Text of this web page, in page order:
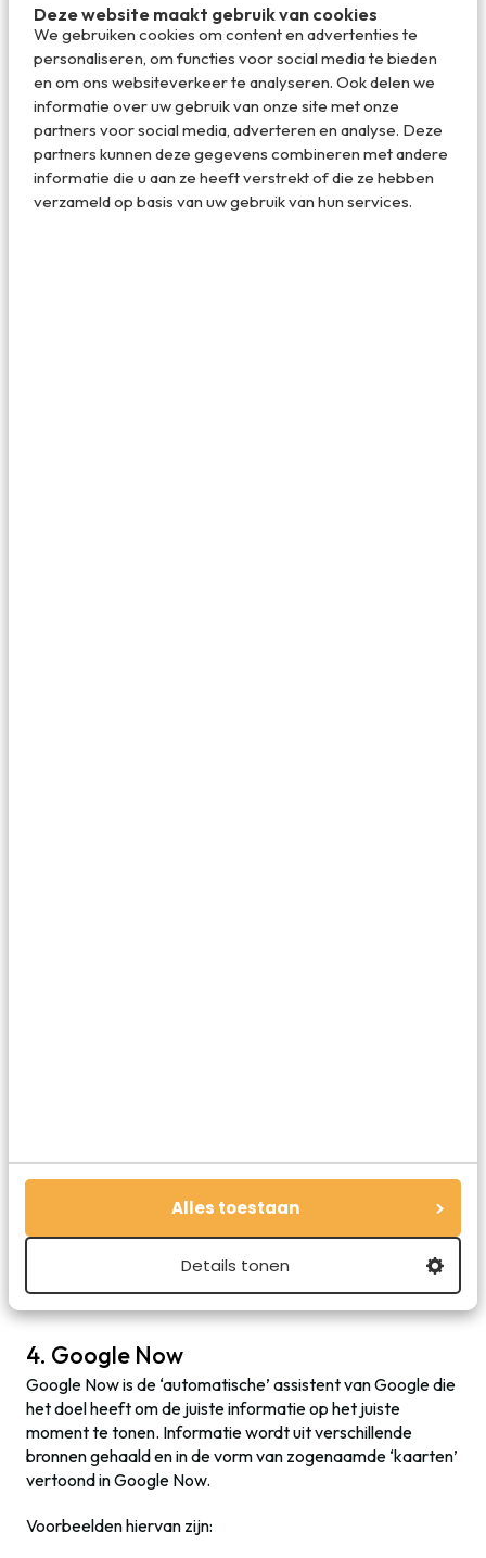
Deze website maakt gebruik van cookies
We gebruiken cookies om content en advertenties te
personaliseren, om functies voor social media te bieden
en om ons websiteverkeer te analyseren. Ook delen we
informatie over uw gebruik van onze site met onze
partners voor social media, adverteren en analyse. Deze
partners kunnen deze gegevens combineren met andere
informatie die u aan ze heeft verstrekt of die ze hebben
verzameld op basis van uw gebruik van hun services.
Alles toestaan
Details tonen
Translate maakt het mogelijk om middels een foto,
livescan of zelfs natekenen (denk aan Chinese tekens) een
tekst te vertalen.
Google indexeert enorm veel informatie en hoe meer
informatie taaloverschrijdend bekend is bij Google, leert
het systeem om beter te vertalen. Denk bijvoorbeeld aan
Spaans-Engels (en automatisch andersom natuurlijk). Er
zijn vele documenten, websites, etc. in beide talen
4. Google Now
Google Now is de ‘automatische’ assistent van Google die
het doel heeft om de juiste informatie op het juiste
moment te tonen. Informatie wordt uit verschillende
bronnen gehaald en in de vorm van zogenaamde ‘kaarten’
vertoond in Google Now.
Voorbeelden hiervan zijn: